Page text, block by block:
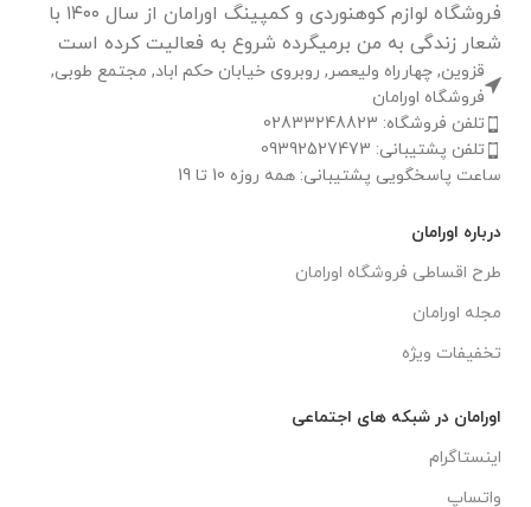
فروشگاه لوازم کوهنوردی و کمپینگ اورامان از سال ۱۴۰۰ با
شعار زندگی به من برمیگرده شروع به فعالیت کرده است
قزوین, چهارراه ولیعصر, روبروی خیابان حکم اباد, مجتمع طوبی,
فروشگاه اورامان
تلفن فروشگاه: 02833248823
تلفن پشتیبانی: 09392527473
ساعت پاسخگویی پشتیبانی: همه روزه 10 تا 19
درباره اورامان
طرح اقساطی فروشگاه اورامان
مجله اورامان
تخفیفات ویژه
اورامان در شبکه های اجتماعی
اینستاگرام
واتساپ